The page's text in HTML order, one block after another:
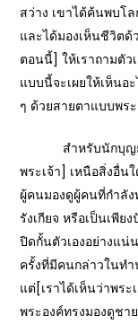
สว่าง เขาได้ค้นพบโ
และได้มองเห็นชีวิตด้
ตอนนี้] ให้เราถามตัว
แบบนี้จะเผยให้เห็นอ
ๆ ด้วยสายตาแบบพระ
สำหรับนักบุญยอ
พระเจ้า] เหนือสิ่งอื่น
ผู้คนมองดูผู้คนที่กำลั
รังเกียจ หรือเป็นเพี
ปิดกั้นตัวเองอย่างแน่
ครั้งที่มีคนกล่าวในทำ
แต่[เราได้เห็นว่าพระ
พระองค์ทรงมองดูชา